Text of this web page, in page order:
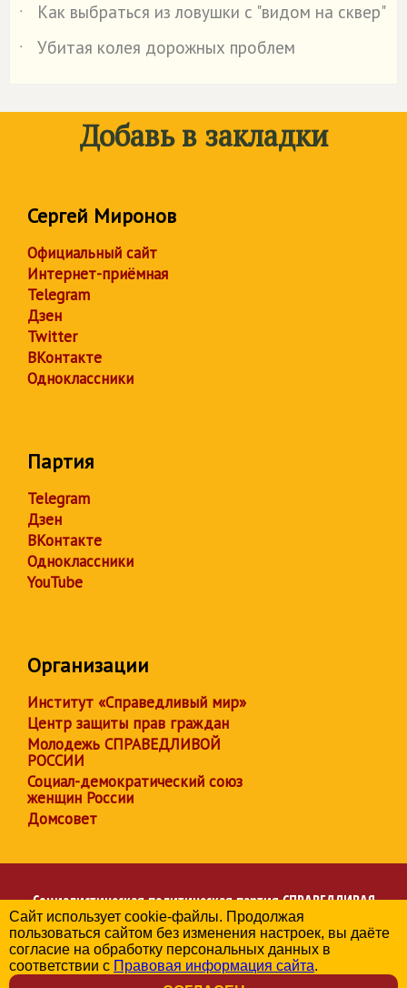
˙
Как выбраться из ловушки с "видом на сквер"
˙
Убитая колея дорожных проблем
Добавь в закладки
Сергей Миронов
Официальный сайт
Интернет-приёмная
Telegram
Дзен
Twitter
ВКонтакте
Одноклассники
Партия
Telegram
Дзен
ВКонтакте
Одноклассники
YouTube
Организации
Институт «Справедливый мир»
Центр защиты прав граждан
Молодежь СПРАВЕДЛИВОЙ
РОССИИ
Социал-демократический союз
женщин России
Домсовет
Социалистическая политическая партияСПРАВЕДЛИВАЯ
РОССИЯ
Региональное отделение партии в Чувашской Республике
© 2006-2026
Политика в отношении обработки персональных данных
Сайт использует cookie-файлы. Продолжая
пользоваться сайтом без изменения настроек, вы даёте
согласие на обработку персональных данных в
соответствии с Правовая информация сайта.